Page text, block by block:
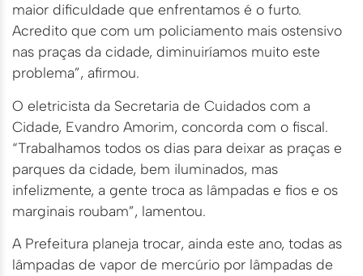
maior dificuldade que enfrentamos é o furto.
Acredito que com um policiamento mais ostensivo
nas praças da cidade, diminuiríamos muito este
problema”, afirmou.
O eletricista da Secretaria de Cuidados com a
Cidade, Evandro Amorim, concorda com o fiscal.
“Trabalhamos todos os dias para deixar as praças e
parques da cidade, bem iluminados, mas
infelizmente, a gente troca as lâmpadas e fios e os
marginais roubam”, lamentou.
A Prefeitura planeja trocar, ainda este ano, todas as
lâmpadas de vapor de mercúrio por lâmpadas de